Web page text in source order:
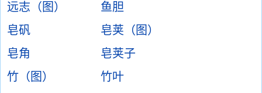
远志（图）
鱼胆
皂矾
皂荚（图）
皂角
皂荚子
竹（图）
竹叶